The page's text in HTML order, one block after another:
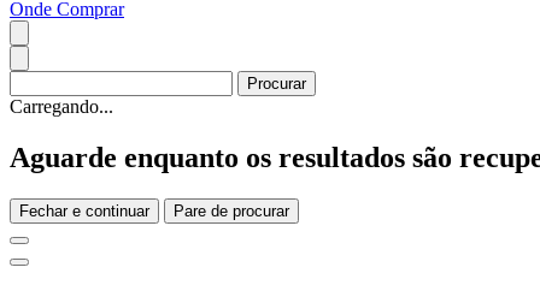
Onde Comprar
Carregando...
Aguarde enquanto os resultados são
Fechar e continuar Pare de procurar